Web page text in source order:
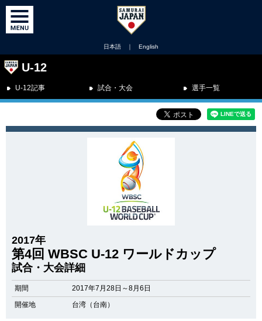
日本語 ｜ English
U-12
U-12記事 試合・大会 選手一覧
2017年
第4回 WBSC U-12 ワールドカップ
試合・大会詳細
期間
2017年7月28日～8月6日
開催地
台湾（台南）